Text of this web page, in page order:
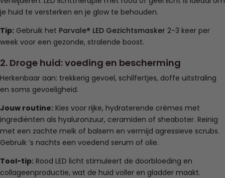
je huid te versterken en je glow te behouden.
Tip: Gebruik het Parvale® LED Gezichtsmasker 2-3 keer per
week voor een gezonde, stralende boost.
2. Droge huid: voeding en bescherming
Herkenbaar aan: trekkerig gevoel, schilfertjes, doffe uitstraling
en soms gevoeligheid.
Jouw routine: Kies voor rijke, hydraterende crèmes met
ingrediënten als hyaluronzuur, ceramiden of sheaboter. Reinig
met een zachte melk of balsem en vermijd agressieve scrubs.
Gebruik ’s nachts een voedend serum of olie.
Tool-tip: Rood LED licht stimuleert de doorbloeding en
collageenproductie, wat de huid voller en gladder maakt.